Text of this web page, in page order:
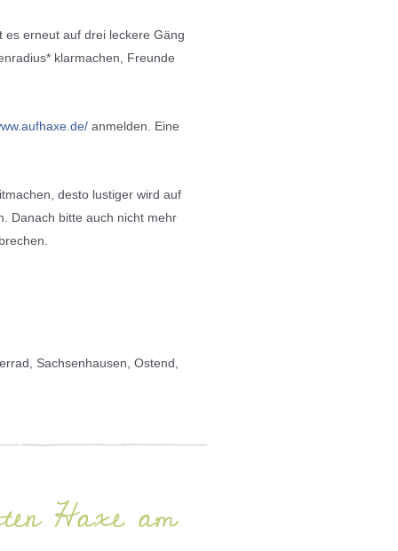
es erneut auf drei leckere Gäng
klarmachen, Freunde
anmelden. Eine
desto lustiger wird auf
Danach bitte auch nicht mehr
Sachsenhausen, Ostend,
Haxe am